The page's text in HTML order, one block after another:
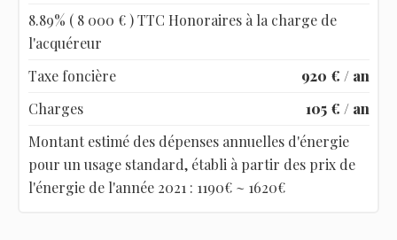
8.89% ( 8 000 € ) TTC Honoraires à la charge de
l'acquéreur
Taxe foncière
920 € / an
Charges
105 € / an
Montant estimé des dépenses annuelles d'énergie
pour un usage standard, établi à partir des prix de
l'énergie de l'année 2021 : 1190€ ~ 1620€